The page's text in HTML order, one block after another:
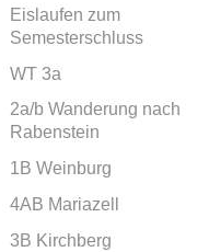
Eislaufen zum
Semesterschluss
WT 3a
2a/b Wanderung nach
Rabenstein
1B Weinburg
4AB Mariazell
3B Kirchberg